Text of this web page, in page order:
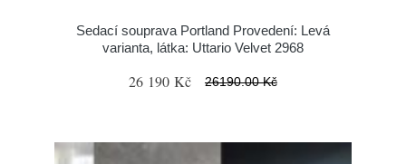
Sedací souprava Portland Provedení: Levá
varianta, látka: Uttario Velvet 2968
26 190 Kč 26190.00 Kč